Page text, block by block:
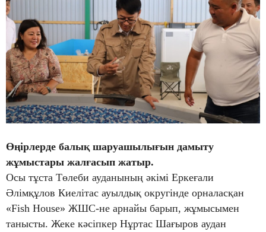
Өңірлерде балық шаруашылығын дамыту
жұмыстары жалғасып жатыр.
Осы тұста Төлеби ауданының әкімі Еркеғали
Әлімқұлов Киелітас ауылдық округінде орналасқан
«Fish House» ЖШС-не арнайы барып, жұмысымен
танысты. Жеке кәсіпкер Нұртас Шағыров аудан